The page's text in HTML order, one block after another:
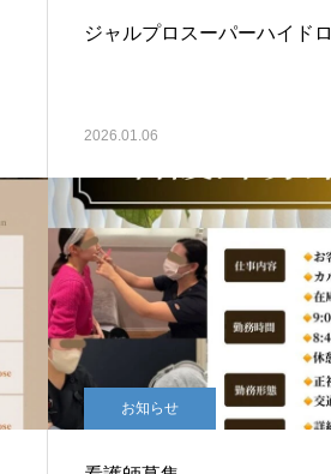
ジャルプロスーパーハイドロ
2026.01.06
お知らせ